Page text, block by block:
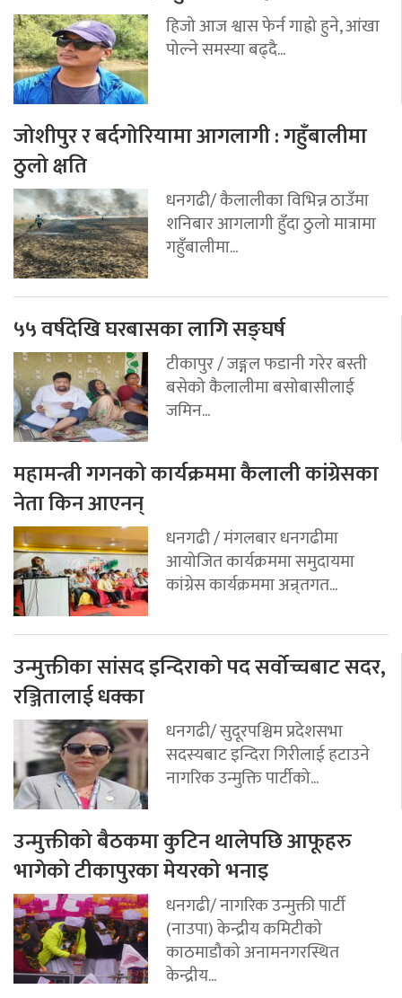
हिजो आज श्वास फेर्न गाह्रो हुने, आंखा
पोल्ने समस्या बढ्दै...
जोशीपुर र बर्दगोरियामा आगलागी : गहुँबालीमा
ठुलो क्षति
धनगढी/ कैलालीका विभिन्न ठाउँमा
शनिबार आगलागी हुँदा ठुलो मात्रामा
गहुँबालीमा...
५५ वर्षदेखि घरबासका लागि सङ्घर्ष
टीकापुर / जङ्गल फडानी गरेर बस्ती
बसेको कैलालीमा बसोबासीलाई
जमिन...
महामन्त्री गगनको कार्यक्रममा कैलाली कांग्रेसका
नेता किन आएनन्
धनगढी / मंगलबार धनगढीमा
आयोजित कार्यक्रममा समुदायमा
कांग्रेस कार्यक्रममा अन्र्तगत...
उन्मुक्तीका सांसद इन्दिराको पद सर्वोच्चबाट सदर,
रञ्जितालाई धक्का
धनगढी/ सुदूरपश्चिम प्रदेशसभा
सदस्यबाट इन्दिरा गिरीलाई हटाउने
नागरिक उन्मुक्ति पार्टीको...
उन्मुक्तीको बैठकमा कुटिन थालेपछि आफूहरु
भागेको टीकापुरका मेयरको भनाइ
धनगढी/ नागरिक उन्मुक्ती पार्टी
(नाउपा) केन्द्रीय कमिटीको
काठमाडौको अनामनगरस्थित
केन्द्रीय...